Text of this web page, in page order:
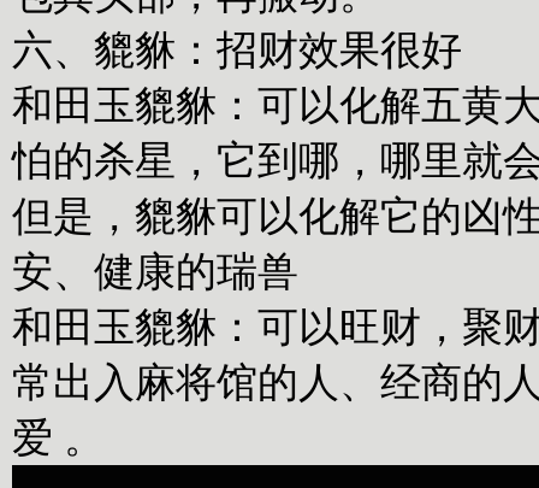
六、貔貅：招财效果很好
和田玉貔貅：可以化解五黄
怕的杀星，它到哪，哪里就
但是，貔貅可以化解它的凶
安、健康的瑞兽
和田玉貔貅：可以旺财，聚
常出入麻将馆的人、经商的
爱 。